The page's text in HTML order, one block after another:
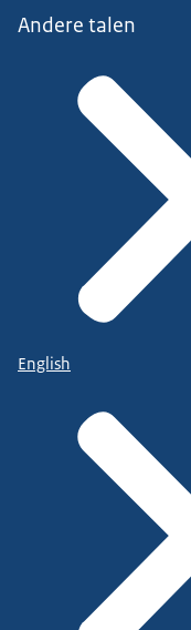
Andere talen
English